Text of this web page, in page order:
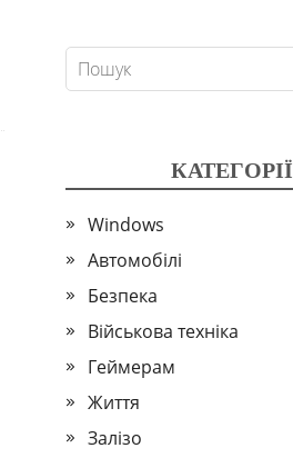
КАТЕГОРІЇ
Windows
Автомобілі
Безпека
Військова техніка
Геймерам
Життя
Залізо